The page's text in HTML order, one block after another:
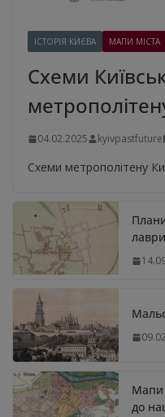
ІСТОРІЯ КИЄВА МАПИ МІСТА
Схеми
04.02.2025 kyivpastfuture
Схеми метрополітену
Мапи
до